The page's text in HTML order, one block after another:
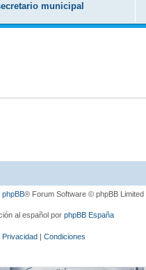
municipal
phpBB® Forum Software © phpBB Limited
al español por phpBB España
Privacidad | Condiciones